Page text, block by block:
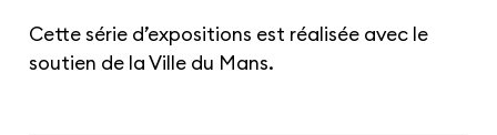
Cette série d’expositions est réalisée avec le
soutien de la Ville du Mans.